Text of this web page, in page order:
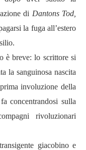
di Dantons Tod,
la fuga all’estero
è breve: lo scrittore si
la sanguinosa nascita
involuzione della
concentrandosi sulla
rivoluzionari
giacobino e